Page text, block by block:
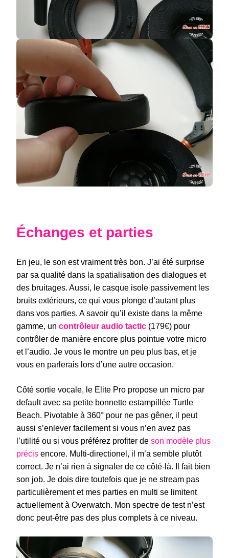
Échanges et parties
En jeu, le son est vraiment très bon. J’ai été surprise
par sa qualité dans la spatialisation des dialogues et
des bruitages. Aussi, le casque isole passivement les
bruits extérieurs, ce qui vous plonge d’autant plus
dans vos parties. A savoir qu’il existe dans la même
gamme, un contrôleur audio tactic (179€) pour
contrôler de manière encore plus pointue votre micro
et l’audio. Je vous le montre un peu plus bas, et je
vous en parlerais lors d’une autre occasion.
Côté sortie vocale, le Elite Pro propose un micro par
default avec sa petite bonnette estampillée Turtle
Beach. Pivotable à 360° pour ne pas gêner, il peut
aussi s’enlever facilement si vous n’en avez pas
l’utilité ou si vous préférez profiter de son modèle plus
précis encore. Multi-directionel, il m’a semble plutôt
correct. Je n’ai rien à signaler de ce côté-là. Il fait bien
son job. Je dois dire toutefois que je ne stream pas
particulièrement et mes parties en multi se limitent
actuellement à Overwatch. Mon spectre de test n’est
donc peut-être pas des plus complets à ce niveau.